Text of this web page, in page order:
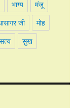
भाग्य मंजू
जी मोह
सत्य सुख